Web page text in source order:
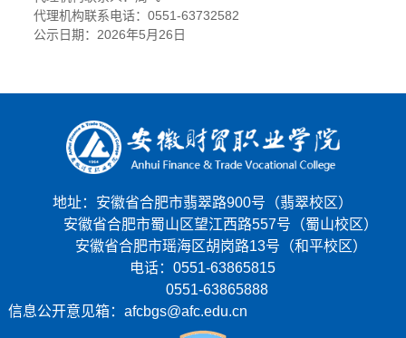
代理机构联系电话：0551-63732582
公示日期：2026年5月26日
地址：安徽省合肥市翡翠路900号（翡翠校区）
安徽省合肥市蜀山区望江西路557号（蜀山校区）
安徽省合肥市瑶海区胡岗路13号（和平校区）
电话：0551-63865815
0551-63865888
信息公开意见箱：afcbgs@afc.edu.cn